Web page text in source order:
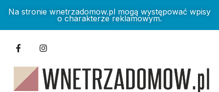
Na stronie wnetrzadomow.pl mogą występować wpisy
o charakterze reklamowym.